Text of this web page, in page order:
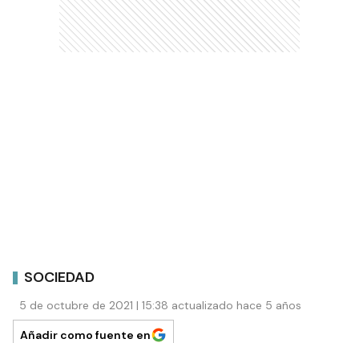
SOCIEDAD
5 de octubre de 2021 | 15:38 actualizado hace 5 años
Añadir como fuente en